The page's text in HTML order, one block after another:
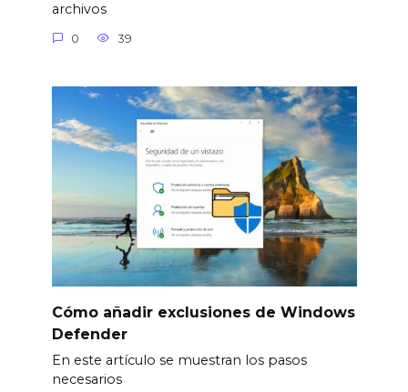
archivos
0 39
Cómo añadir exclusiones de Windows
Defender
En este artículo se muestran los pasos
necesarios